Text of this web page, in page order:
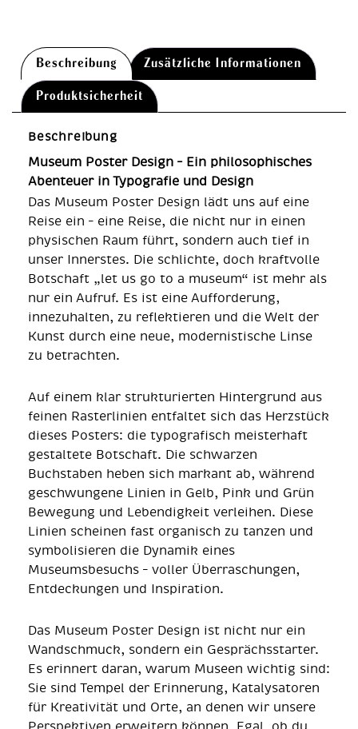
Beschreibung Zusätzliche Informationen
Produktsicherheit
Beschreibung
Museum Poster Design – Ein philosophisches
Abenteuer in Typografie und Design
Das Museum Poster Design lädt uns auf eine
Reise ein – eine Reise, die nicht nur in einen
physischen Raum führt, sondern auch tief in
unser Innerstes. Die schlichte, doch kraftvolle
Botschaft „let us go to a museum“ ist mehr als
nur ein Aufruf. Es ist eine Aufforderung,
innezuhalten, zu reflektieren und die Welt der
Kunst durch eine neue, modernistische Linse
zu betrachten.
Auf einem klar strukturierten Hintergrund aus
feinen Rasterlinien entfaltet sich das Herzstück
dieses Posters: die typografisch meisterhaft
gestaltete Botschaft. Die schwarzen
Buchstaben heben sich markant ab, während
geschwungene Linien in Gelb, Pink und Grün
Bewegung und Lebendigkeit verleihen. Diese
Linien scheinen fast organisch zu tanzen und
symbolisieren die Dynamik eines
Museumsbesuchs – voller Überraschungen,
Entdeckungen und Inspiration.
Das Museum Poster Design ist nicht nur ein
Wandschmuck, sondern ein Gesprächsstarter.
Es erinnert daran, warum Museen wichtig sind:
Sie sind Tempel der Erinnerung, Katalysatoren
für Kreativität und Orte, an denen wir unsere